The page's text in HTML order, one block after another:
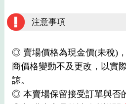
注意事項
◎ 賣場價格為現金價(未稅)
商價格變動不及更改，以實
諒。
◎ 本賣場保留接受訂單與否